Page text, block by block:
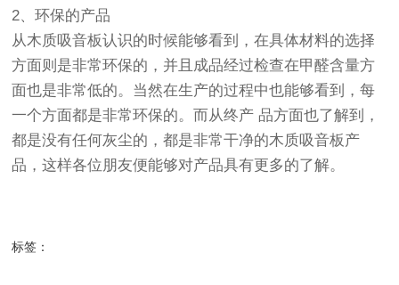
2、环保的产品
从木质吸音板认识的时候能够看到，在具体材料的选择
方面则是非常环保的，并且成品经过检查在甲醛含量方
面也是非常低的。当然在生产的过程中也能够看到，每
一个方面都是非常环保的。而从终产 品方面也了解到，
都是没有任何灰尘的，都是非常干净的木质吸音板产
品，这样各位朋友便能够对产品具有更多的了解。
标签：